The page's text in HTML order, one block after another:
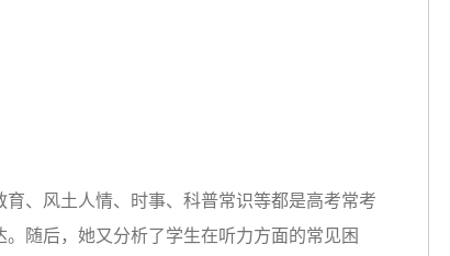
、风土人情、时事、科普常识等都是高考常考
随后，她又分析了学生在听力方面的常见困